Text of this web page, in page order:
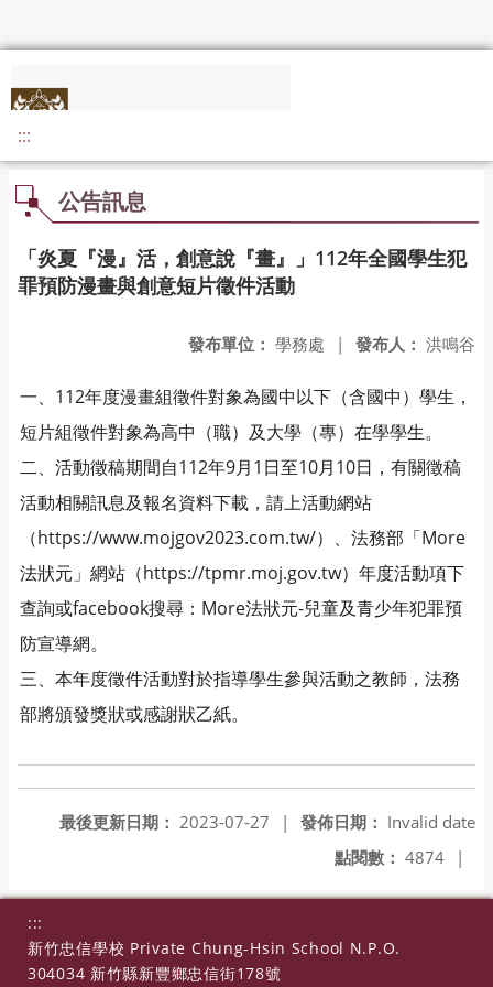
:::
公告訊息
「炎夏『漫』活，創意說『畫』」112年全國學生犯
罪預防漫畫與創意短片徵件活動
發布人： 洪鳴谷
發布單位： 學務處 |
一、112年度漫畫組徵件對象為國中以下（含國中）學生，
短片組徵件對象為高中（職）及大學（專）在學學生。
二、活動徵稿期間自112年9月1日至10月10日，有關徵稿
活動相關訊息及報名資料下載，請上活動網站
（https://www.mojgov2023.com.tw/）、法務部「More
法狀元」網站（https://tpmr.moj.gov.tw）年度活動項下
查詢或facebook搜尋：More法狀元-兒童及青少年犯罪預
防宣導網。
三、本年度徵件活動對於指導學生參與活動之教師，法務
部將頒發獎狀或感謝狀乙紙。
發佈日期： Invalid date
最後更新日期： 2023-07-27
|
點閱數： 4874 |
:::
新竹忠信學校 Private Chung-Hsin School N.P.O.
304034 新竹縣新豐鄉忠信街178號